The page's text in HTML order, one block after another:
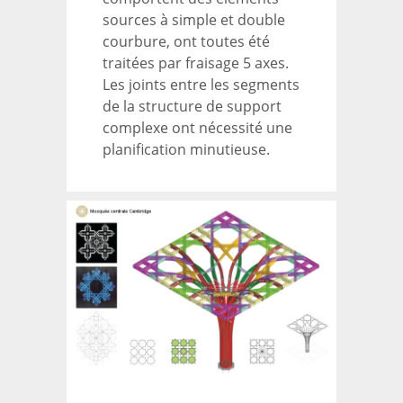
sources à simple et double
courbure, ont toutes été
traitées par fraisage 5 axes.
Les joints entre les segments
de la structure de support
complexe ont nécessité une
planification minutieuse.